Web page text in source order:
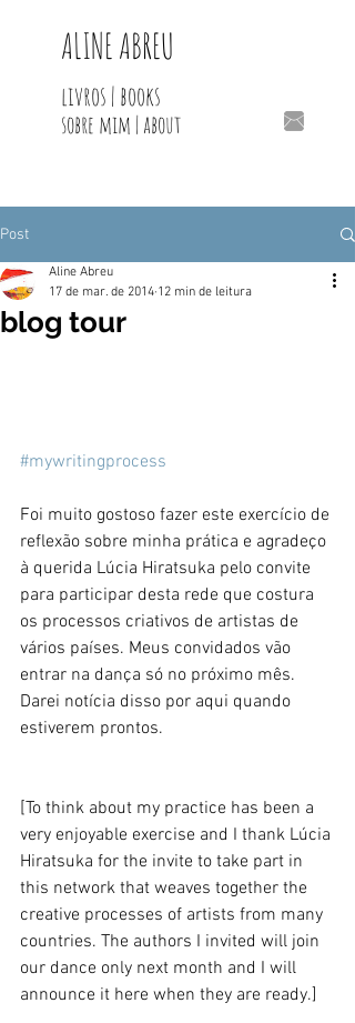
ALINE ABREU
livros | books
sobre mim | about
Post
blog tour
Aline Abreu
17 de mar. de 2014 12 min de leitura
#mywritingprocess
Foi muito gostoso fazer este exercício de
reflexão sobre minha prática e agradeço
à querida Lúcia Hiratsuka pelo convite
para participar desta rede que costura
os processos criativos de artistas de
vários países. Meus convidados vão
entrar na dança só no próximo mês.
Darei notícia disso por aqui quando
estiverem prontos.
[To think about my practice has been a
very enjoyable exercise and I thank Lúcia
Hiratsuka for the invite to take part in
this network that weaves together the
creative processes of artists from many
countries. The authors I invited will join
our dance only next month and I will
announce it here when they are ready.]